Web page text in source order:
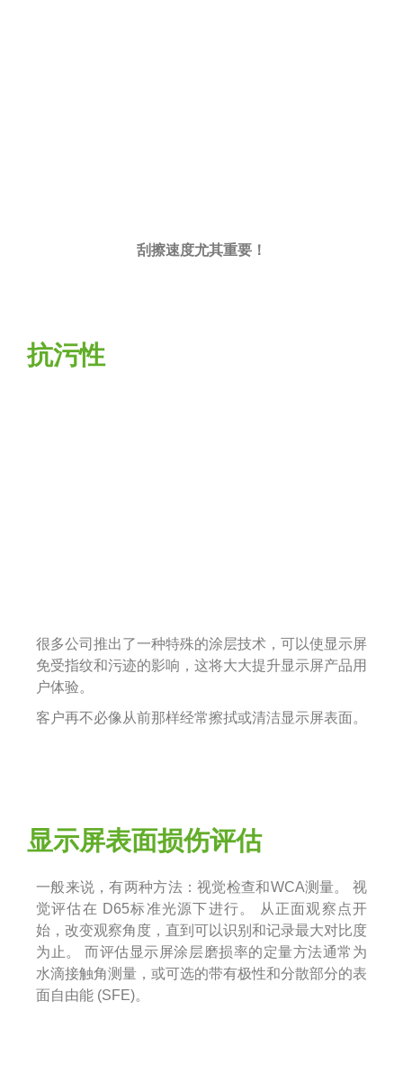
刮擦速度尤其重要！
抗污性
很多公司推出了一种特殊的涂层技术，可以使显示屏
免受指纹和污迹的影响，这将大大提升显示屏产品用
户体验。
客户再不必像从前那样经常擦拭或清洁显示屏表面。
显示屏表面损伤评估
一般来说，有两种方法：视觉检查和WCA测量。 视
觉评估在 D65标准光源下进行。 从正面观察点开
始，改变观察角度，直到可以识别和记录最大对比度
为止。 而评估显示屏涂层磨损率的定量方法通常为
水滴接触角测量，或可选的带有极性和分散部分的表
面自由能 (SFE)。